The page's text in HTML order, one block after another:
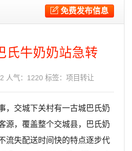
免费发布信息
氏牛奶奶站急转
人气：1220 标签： 项目转让
，交城下关村有一古城巴氏奶
源，覆盖整个交城县，巴氏奶
流失配送时间快的特点逐步代